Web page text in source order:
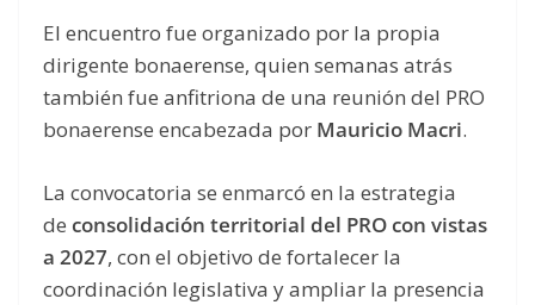
El encuentro fue organizado por la propia
dirigente bonaerense, quien semanas atrás
también fue anfitriona de una reunión del PRO
bonaerense encabezada por Mauricio Macri.
La convocatoria se enmarcó en la estrategia
de consolidación territorial del PRO con vistas
a 2027, con el objetivo de fortalecer la
coordinación legislativa y ampliar la presencia